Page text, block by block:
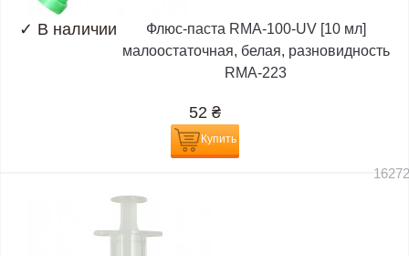
✓ В наличии
Флюс-паста RMA-100-UV [10 мл]
малоостаточная, белая, разновидность
RMA-223
52 ₴
Купить